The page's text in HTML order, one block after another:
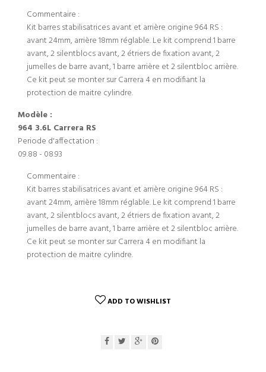
Commentaire :
Kit barres stabilisatrices avant et arrière origine 964 RS :
avant 24mm, arrière 18mm réglable. Le kit comprend 1 barre
avant, 2 silentblocs avant, 2 étriers de fixation avant, 2
jumelles de barre avant, 1 barre arrière et 2 silentbloc arrière.
Ce kit peut se monter sur Carrera 4 en modifiant la
protection de maitre cylindre.
Modèle :
964 3.6L Carrera RS
Periode d'affectation :
09.88 - 08.93
Commentaire :
Kit barres stabilisatrices avant et arrière origine 964 RS :
avant 24mm, arrière 18mm réglable. Le kit comprend 1 barre
avant, 2 silentblocs avant, 2 étriers de fixation avant, 2
jumelles de barre avant, 1 barre arrière et 2 silentbloc arrière.
Ce kit peut se monter sur Carrera 4 en modifiant la
protection de maitre cylindre.
ADD TO WISHLIST